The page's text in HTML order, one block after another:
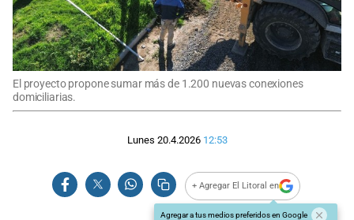
El proyecto propone sumar más de 1.200 nuevas conexiones
domiciliarias.
Lunes 20.4.2026 12:53
+ Agregar El Litoral en
Agregar a tus medios preferidos en Google